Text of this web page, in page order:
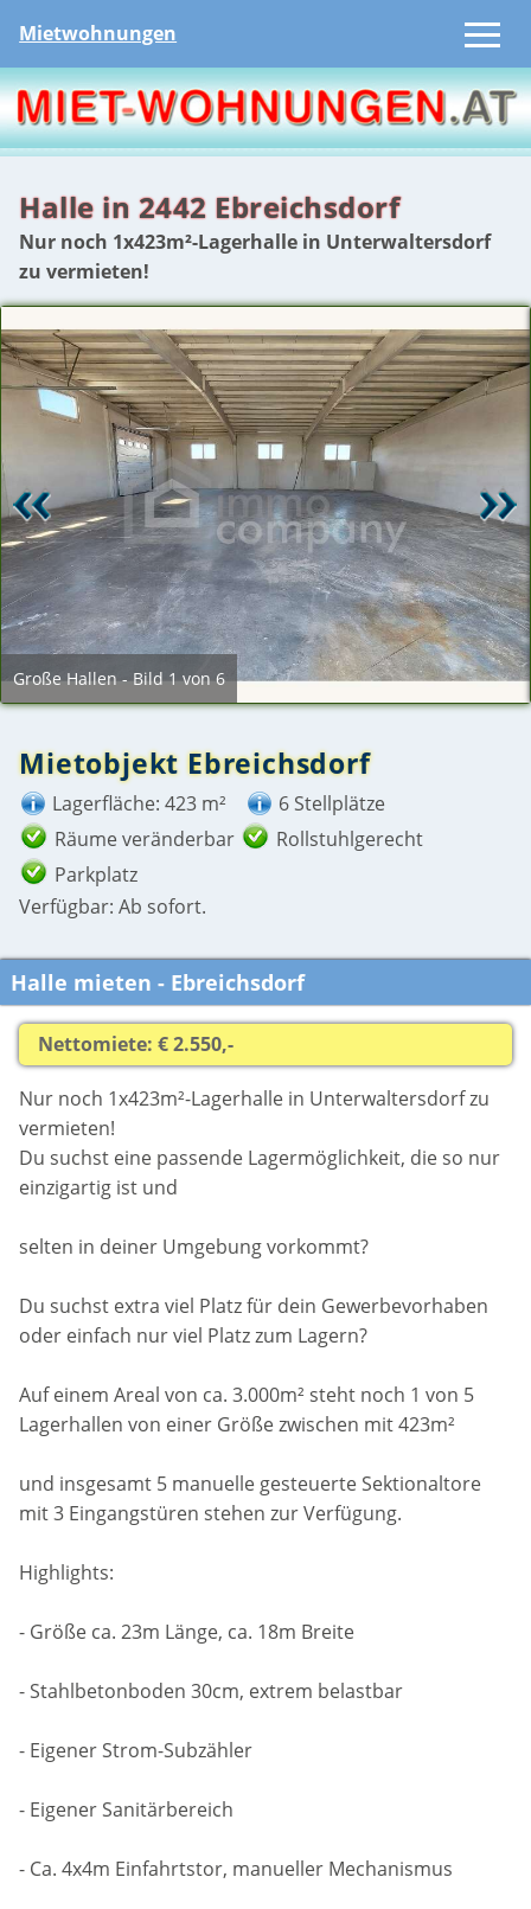
Mietwohnungen
Halle in 2442 Ebreichsdorf
Nur noch 1x423m²-Lagerhalle in Unterwaltersdorf
zu vermieten!
Große Hallen - Bild 1 von 6
Mietobjekt Ebreichsdorf
Lagerfläche: 423 m²
6 Stellplätze
Räume veränderbar
Rollstuhlgerecht
Parkplatz
Verfügbar: Ab sofort.
Halle mieten - Ebreichsdorf
Nettomiete: € 2.550,-
Nur noch 1x423m²-Lagerhalle in Unterwaltersdorf zu
vermieten!
Du suchst eine passende Lagermöglichkeit, die so nur
einzigartig ist und
selten in deiner Umgebung vorkommt?
Du suchst extra viel Platz für dein Gewerbevorhaben
oder einfach nur viel Platz zum Lagern?
Auf einem Areal von ca. 3.000m² steht noch 1 von 5
Lagerhallen von einer Größe zwischen mit 423m²
und insgesamt 5 manuelle gesteuerte Sektionaltore
mit 3 Eingangstüren stehen zur Verfügung.
Highlights:
- Größe ca. 23m Länge, ca. 18m Breite
- Stahlbetonboden 30cm, extrem belastbar
- Eigener Strom-Subzähler
- Eigener Sanitärbereich
- Ca. 4x4m Einfahrtstor, manueller Mechanismus